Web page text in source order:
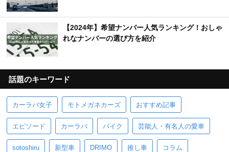
【2024年】希望ナンバー人気ランキング！おしゃ
れなナンバーの選び方を紹介
話題のキーワード
カーラバ女子 モトメガネカーズ おすすめ記事
エピソード カーラバ バイク 芸能人・有名人の愛車
sotoshiru 新型車 DRIMO 推し車 コラム